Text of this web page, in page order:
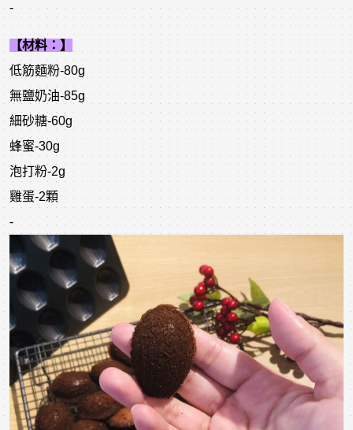
-
【材料：】
低筋麵粉-80g
無鹽奶油-85g
細砂糖-60g
蜂蜜-30g
泡打粉-2g
雞蛋-2顆
-